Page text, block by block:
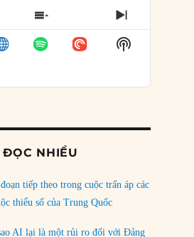
chặn với Trung Quốc?”
Quốc phủ nhận cuộc gặp với
Nhật Bản?
bại: Các quỹ đầu tư mạo
để kết thúc Chiến tranh Iran?
SHOW
EPISODES
LIST
NEXT
EPISODE
Show
Podcast
NHIỀU
tiếp theo trong cuộc trấn áp các
thiểu số của Trung Quốc
AI lại là một rủi ro đối với Đảng